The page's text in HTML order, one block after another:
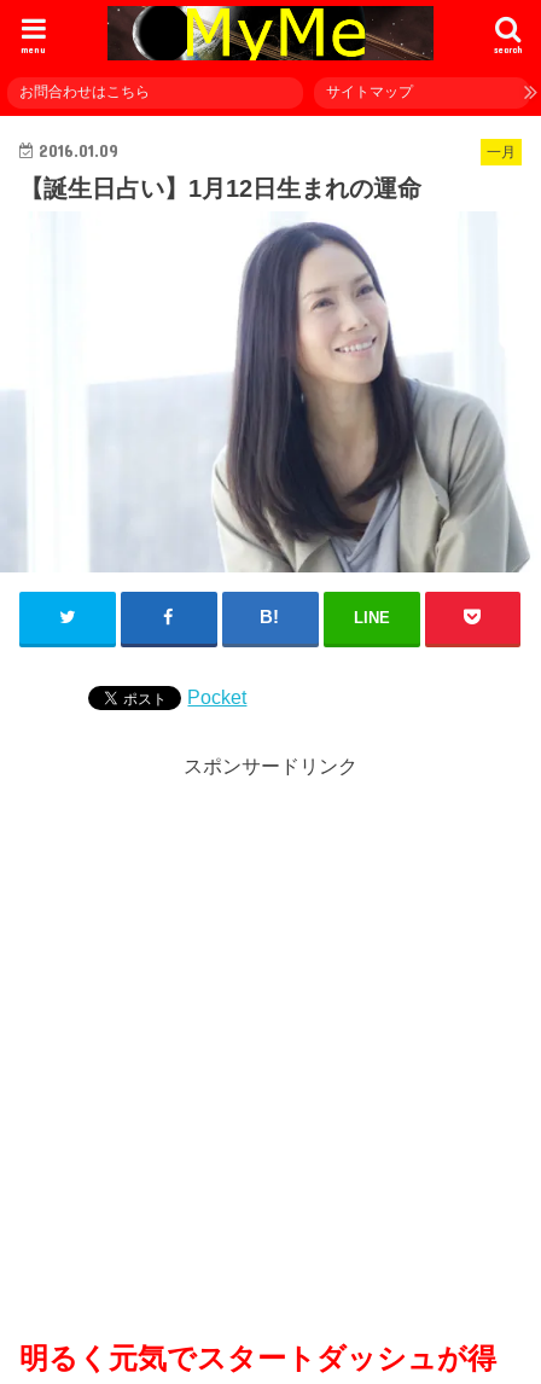
search
menu
お問合わせはこちら サイトマップ
一月
2016.01.09
【誕生日占い】1月12日生まれの運命
LINE
Pocket
スポンサードリンク
明るく元気でスタートダッシュが得